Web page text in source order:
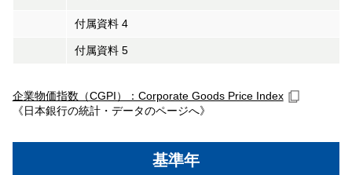
基準年
付属資料 4
付属資料 5
企業物価指数（CGPI）：Corporate Goods Price Index
《日本銀行の統計・データのページへ》